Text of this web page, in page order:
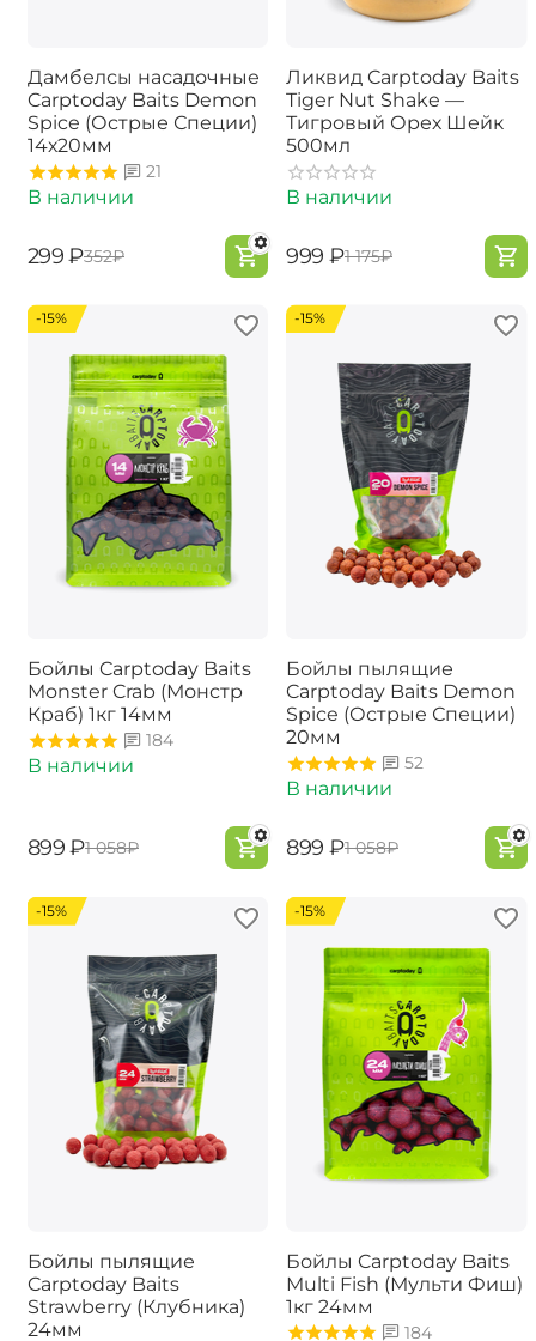
Дамбелсы насадочные
Carptoday Baits Demon
Spice (Острые Специи)
14х20мм
21
В наличии
‍299‍ ₽‍352‍₽
Ликвид Carptoday Baits
Tiger Nut Shake —
Тигровый Орех Шейк
500мл
В наличии
‍999‍ ₽‍1 175‍₽
-15%
Бойлы Carptoday Baits
Monster Crab (Монстр
Краб) 1кг 14мм
184
В наличии
‍899‍ ₽‍1 058‍₽
-15%
Бойлы пылящие
Carptoday Baits Demon
Spice (Острые Специи)
20мм
52
В наличии
‍899‍ ₽‍1 058‍₽
-15%
Бойлы пылящие
Carptoday Baits
Strawberry (Клубника)
24мм
-15%
Бойлы Carptoday Baits
Multi Fish (Мульти Фиш)
1кг 24мм
184